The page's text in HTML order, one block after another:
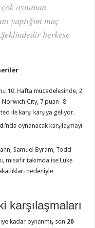
oynanan
yaptığım maç
Şeklindedir herkese
10. Hafta mücadelesinde, 2
City, 7 puan -8
ile karşı karşıya geliyor.
oynanacak karşılaşmayı
Samuel Byram, Todd
misafir takımda ise Luke
nedeniyle
karşılaşmaları
kadar oynanmış son 20